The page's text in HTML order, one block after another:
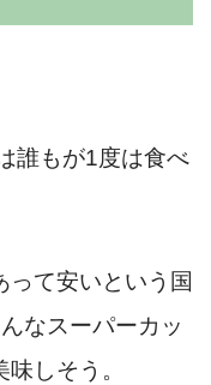
誰もが1度は食べ
って安いという国
なスーパーカッ
しそう。